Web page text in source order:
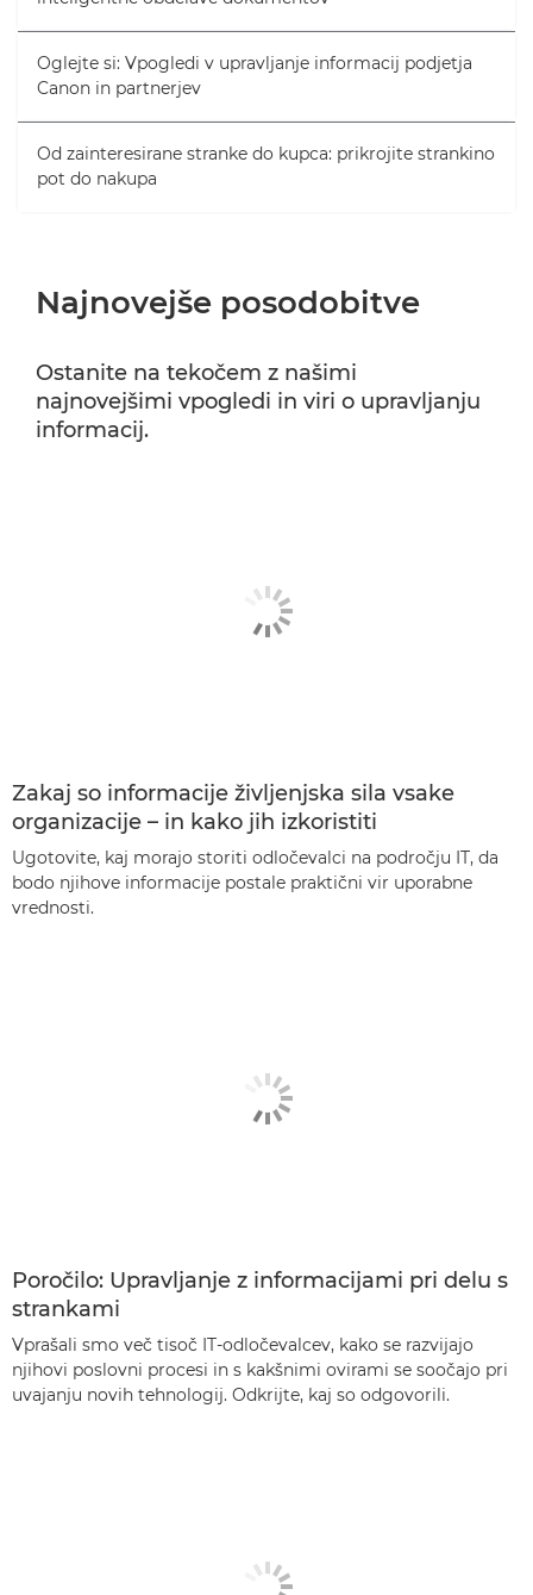
Oglejte si: Vpogledi v upravljanje informacij podjetja
Canon in partnerjev
Od zainteresirane stranke do kupca: prikrojite strankino
pot do nakupa
Najnovejše posodobitve
Ostanite na tekočem z našimi
najnovejšimi vpogledi in viri o upravljanju
informacij.
Zakaj so informacije življenjska sila vsake
organizacije – in kako jih izkoristiti
Ugotovite, kaj morajo storiti odločevalci na področju IT, da
bodo njihove informacije postale praktični vir uporabne
vrednosti.
Poročilo: Upravljanje z informacijami pri delu s
strankami
Vprašali smo več tisoč IT-odločevalcev, kako se razvijajo
njihovi poslovni procesi in s kakšnimi ovirami se soočajo pri
uvajanju novih tehnologij. Odkrijte, kaj so odgovorili.